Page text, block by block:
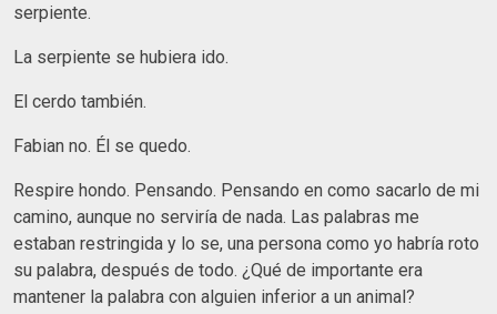
serpiente.
La serpiente se hubiera ido.
El cerdo también.
Fabian no. Él se quedo.
Respire hondo. Pensando. Pensando en como sacarlo de mi
camino, aunque no serviría de nada. Las palabras me
estaban restringida y lo se, una persona como yo habría roto
su palabra, después de todo. ¿Qué de importante era
mantener la palabra con alguien inferior a un animal?